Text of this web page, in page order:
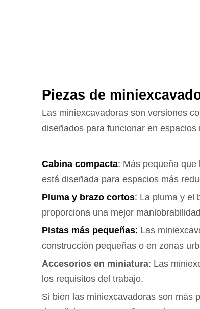
Piezas de
Las miniexcavadoras son versiones
diseñados para funcionar en
Cabina compacta: Más pequeña
está diseñada para espacios más
Pluma y brazo cortos: La pluma y el
proporciona una mejor
Pistas más pequeñas: Las
construcción pequeñas o en zonas
Accesorios en miniatura: Las
los requisitos del trabajo.
Si bien las miniexcavadoras son más